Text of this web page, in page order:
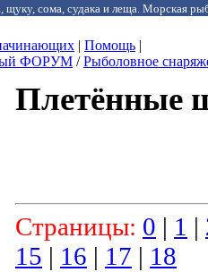
щуку, сома, судака и леща. Морская
| Помощь |
ФОРУМ /Рыболовное
Плетённые
Страницы: 0 | 1 |
15 | 16 | 17 | 18